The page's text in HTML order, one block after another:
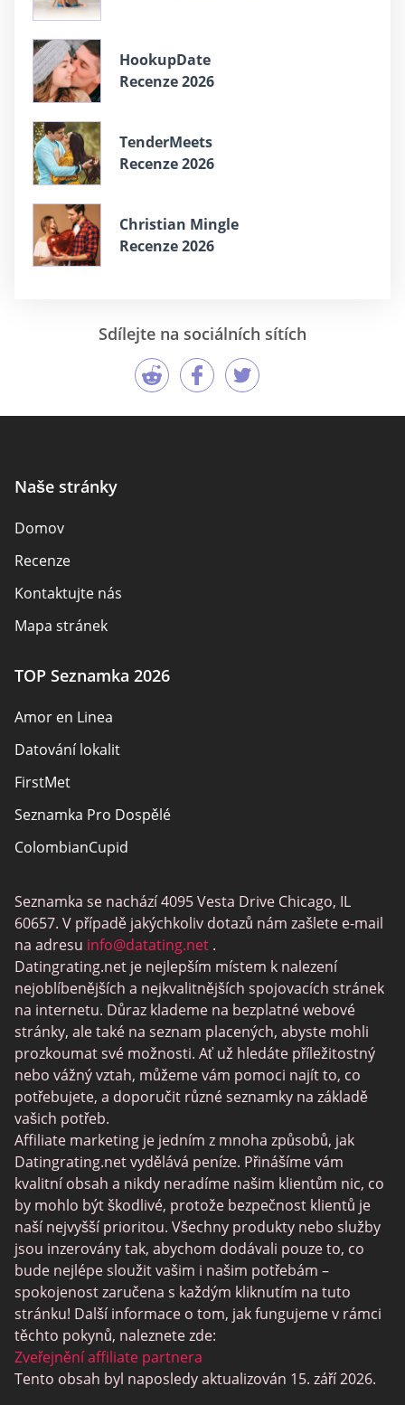
HookupDate
Recenze 2026
TenderMeets
Recenze 2026
Christian Mingle
Recenze 2026
Sdílejte na sociálních sítích
Naše stránky
Domov
Recenze
Kontaktujte nás
Mapa stránek
TOP Seznamka 2026
Amor en Linea
Datování lokalit
FirstMet
Seznamka Pro Dospělé
ColombianCupid
MeetMindful
Seznamka BDSM
BBPeopleMeet
Stránky Sugar Daddy
JPeopleMeet
Trans Seznamka
Senior Datování Lokalit
MyLOL
Gay Seznamka
Lesbické Seznamky
Černé Datování Lokalit
SugarDaddyMeet
LatinAmericanCupid
CatholicMatch
Seznamka se nachází 4095 Vesta Drive Chicago, IL
60657. V případě jakýchkoliv dotazů nám zašlete e-mail
na adresu info@datating.net .
Datingrating.net je nejlepším místem k nalezení
nejoblíbenějších a nejkvalitnějších spojovacích stránek
na internetu. Důraz klademe na bezplatné webové
stránky, ale také na seznam placených, abyste mohli
prozkoumat své možnosti. Ať už hledáte příležitostný
nebo vážný vztah, můžeme vám pomoci najít to, co
potřebujete, a doporučit různé seznamky na základě
vašich potřeb.
Affiliate marketing je jedním z mnoha způsobů, jak
Datingrating.net vydělává peníze. Přinášíme vám
kvalitní obsah a nikdy neradíme našim klientům nic, co
by mohlo být škodlivé, protože bezpečnost klientů je
naší nejvyšší prioritou. Všechny produkty nebo služby
jsou inzerovány tak, abychom dodávali pouze to, co
bude nejlépe sloužit vašim i našim potřebám –
spokojenost zaručena s každým kliknutím na tuto
stránku! Další informace o tom, jak fungujeme v rámci
těchto pokynů, naleznete zde:
Zveřejnění affiliate partnera
Tento obsah byl naposledy aktualizován 15. září 2026.